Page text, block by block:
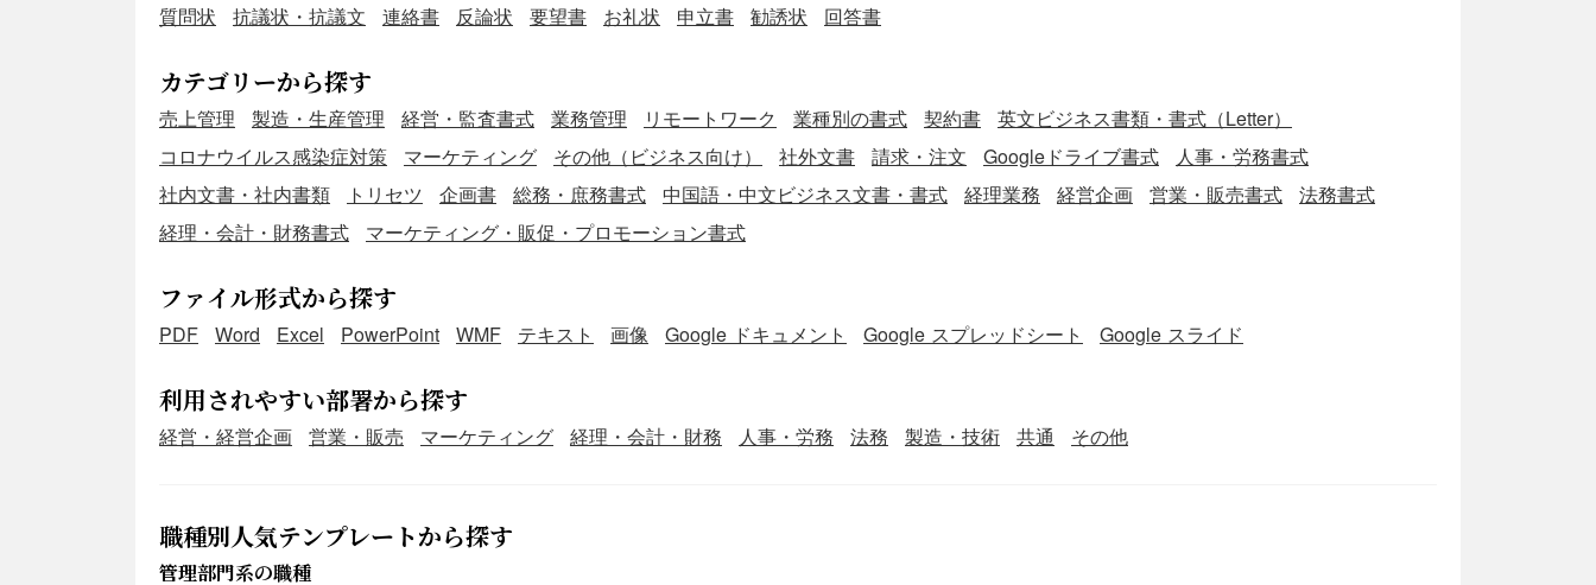
質問状
抗議状・抗議文 連絡書 反論状 要望書 お礼状 申立書 勧誘状 回答書
カテゴリーから探す
売上管理 製造・生産管理 経営・監査書式 業務管理 リモートワーク 業種別の書式 契約書
英文ビジネス書類・書式（Letter）
コロナウイルス感染症対策
マーケティング その他（ビジネス向け） 社外文書 請求・注文 Googleドライブ書式
人事・労務書式
社内文書・社内書類
トリセツ 企画書 総務・庶務書式 中国語・中文ビジネス文書・書式 経理業務 経営企画 営業・販売書式
法務書式
経理・会計・財務書式
マーケティング・販促・プロモーション書式
ファイル形式から探す
PDF Word Excel PowerPoint WMF テキスト 画像 Google ドキュメント Google スプレッドシート Google スライド
利用されやすい部署から探す
経営・経営企画 営業・販売 マーケティング 経理・会計・財務 人事・労務 法務 製造・技術 共通 その他
職種別人気テンプレートから探す
管理部門系の職種